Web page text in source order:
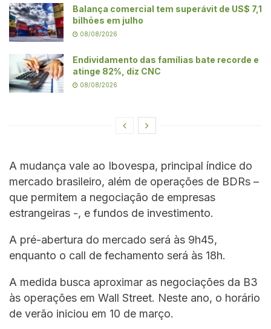
Balança comercial tem superávit de US$ 7,1
bilhões em julho
08/08/2026
Endividamento das famílias bate recorde e
atinge 82%, diz CNC
08/08/2026
A mudança vale ao Ibovespa, principal índice do
mercado brasileiro, além de operações de BDRs –
que permitem a negociação de empresas
estrangeiras -, e fundos de investimento.
A pré-abertura do mercado será às 9h45,
enquanto o call de fechamento será às 18h.
A medida busca aproximar as negociações da B3
às operações em Wall Street. Neste ano, o horário
de verão iniciou em 10 de março.